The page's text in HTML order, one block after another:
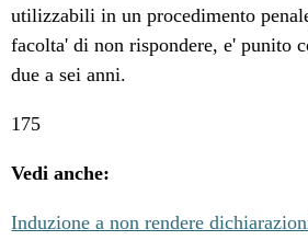
utilizzabili in un procedimento
facolta' di non rispondere, e' punito
due a sei anni.
175
Vedi anche:
Induzione a non rendere